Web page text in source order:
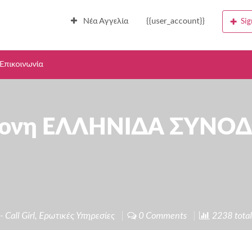
Νέα Αγγελία {{user_account}}
Επικοινωνία
ΕΛΛΗΝΙΔΑ
- Call Girl, Ερωτικές Υπηρεσίες 0 Comments 2238